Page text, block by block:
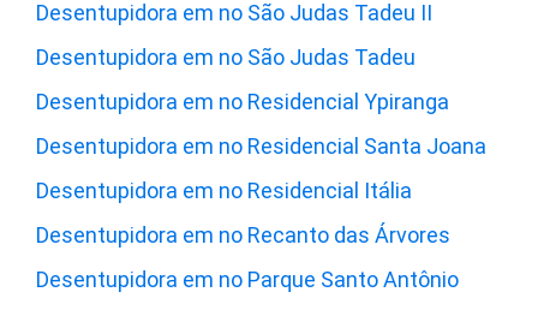
Desentupidora em no São Judas Tadeu II
Desentupidora em no São Judas Tadeu
Desentupidora em no Residencial Ypiranga
Desentupidora em no Residencial Santa Joana
Desentupidora em no Residencial Itália
Desentupidora em no Recanto das Árvores
Desentupidora em no Parque Santo Antônio